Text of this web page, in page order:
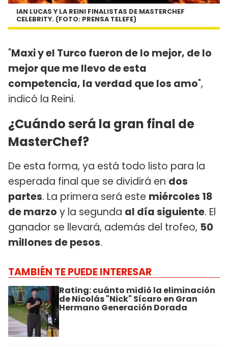
IAN LUCAS Y LA REINI FINALISTAS DE MASTERCHEF
CELEBRITY. (FOTO: PRENSA TELEFE)
"Maxi y el Turco fueron de lo mejor, de lo
mejor que me llevo de esta
competencia, la verdad que los amo",
indicó la Reini.
¿Cuándo será la gran final de
MasterChef?
De esta forma, ya está todo listo para la
esperada final que se dividirá en dos
partes. La primera será este miércoles 18
de marzo y la segunda al día siguiente. El
ganador se llevará, además del trofeo, 50
millones de pesos.
TAMBIÉN TE PUEDE INTERESAR
Rating: cuánto midió la eliminación
de Nicolás "Nick" Sícaro en Gran
Hermano Generación Dorada